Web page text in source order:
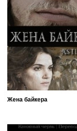
Жена байкера